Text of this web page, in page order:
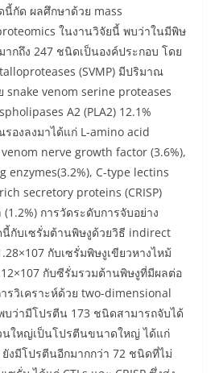
นี้กัด ผลศึกษาด้วย mass
ในงานวิจัยนี้ พบว่าในมีพิษ
กถึง 247 ชนิดเป็นองค์ประกอบ โดย
(SVMP) มีปริมาณ
snake venom serine proteases
A2 (PLA2) 12.1%
องลงมาได้แก่ L-amino acid
venom nerve growth factor (3.6%),
enzymes(3.2%), C-type lectins
secretory proteins (CRISP)
การวัดระดับการจับอย่าง
นี้กับเซรั่มต้านพิษงูด้วยวิธี indirect
กับเซรั่มพิษงูเขียวหางไหม้
กับซีรั่มรวมต้านพิษงูที่มีผลต่อ
รวิเคราะห์ด้วย two-dimensional
ว่ามีโปรตีน 173 ชนิดสามารถจับได้
นใหญ่เป็นโปรตีนขนาดใหญ่ ได้แก่
ยังมีโปรตีนอีกมากกว่า 72 ชนิดที่ไม่